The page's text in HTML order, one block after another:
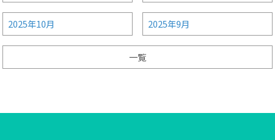
2025年10月 2025年9月
一覧